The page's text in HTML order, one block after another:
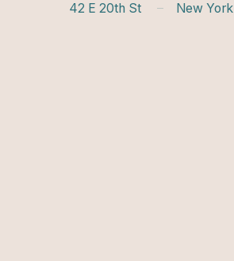
42 E 20th St New York